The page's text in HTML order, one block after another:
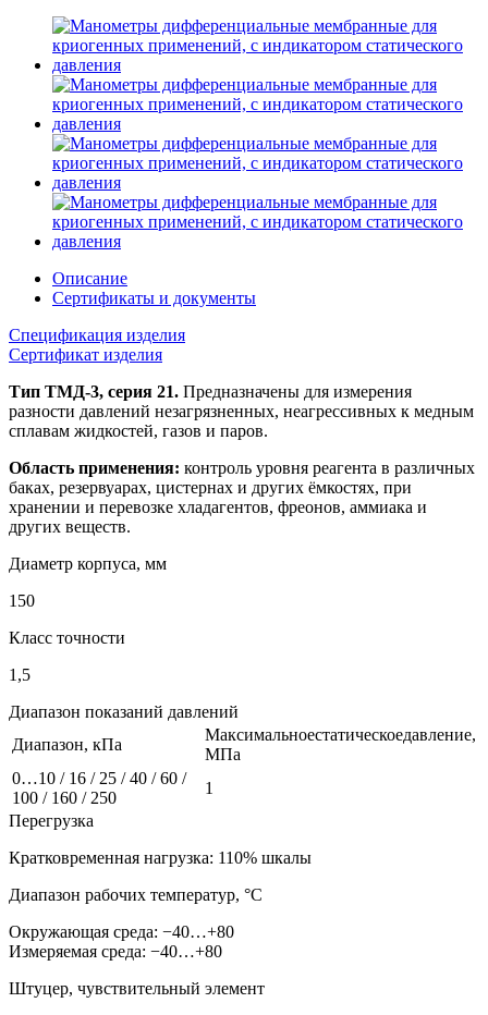
Описание
Сертификаты и документы
Спецификация изделия
Сертификат изделия
Тип ТМД-3, серия 21. Предназначены для измерения
разности давлений незагрязненных, неагрессивных к медным
сплавам жидкостей, газов и паров.
Область применения: контроль уровня реагента в различных
баках, резервуарах, цистернах и других ёмкостях, при
хранении и перевозке хладагентов, фреонов, аммиака и
других веществ.
Диаметр корпуса, мм
150
Класс точности
1,5
Диапазон показаний давлений
Диапазон, кПа
Максимальноестатическоедавление,
МПа
0…10 / 16 / 25 / 40 / 60 /
100 / 160 / 250
1
Перегрузка
Кратковременная нагрузка: 110% шкалы
Диапазон рабочих температур, °C
Окружающая среда: −40…+80
Измеряемая среда: −40…+80
Штуцер, чувствительный элемент